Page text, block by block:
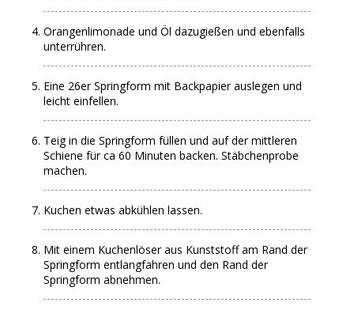
Orangenlimonade und Öl dazugießen und ebenfalls
unterrühren.
Eine 26er Springform mit Backpapier auslegen und
leicht einfellen.
Teig in die Springform füllen und auf der mittleren
Schiene für ca 60 Minuten backen. Stäbchenprobe
machen.
Kuchen etwas abkühlen lassen.
Mit einem Kuchenlöser aus Kunststoff am Rand der
Springform entlangfahren und den Rand der
Springform abnehmen.